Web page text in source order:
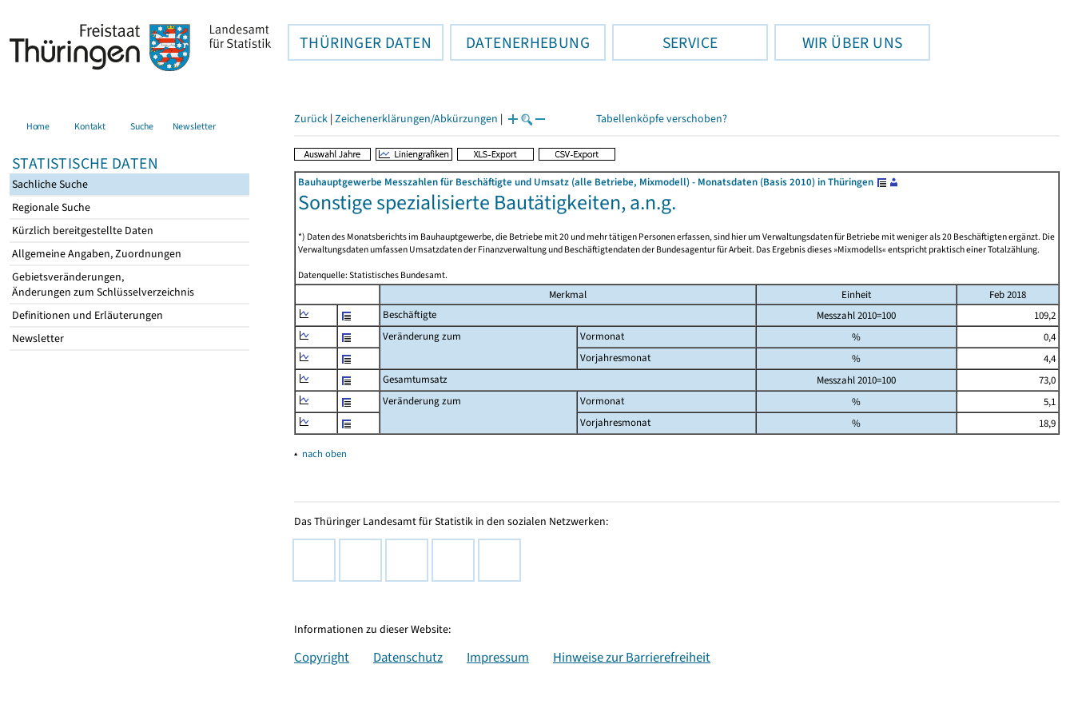
THÜRINGER DATEN DATENERHEBUNG SERVICE WIR ÜBER UNS
Home Kontakt Suche Newsletter
STATISTISCHE DATEN
Sachliche Suche
Regionale Suche
Kürzlich bereitgestellte Daten
Allgemeine Angaben, Zuordnungen
Gebietsveränderungen,
Änderungen zum Schlüsselverzeichnis
Definitionen und Erläuterungen
Newsletter
Zurück | Zeichenerklärungen/Abkürzungen | Tabellenköpfe verschoben?
Bauhauptgewerbe Messzahlen für Beschäftigte und Umsatz (alle Betriebe, Mixmodell) - Monatsdaten (Basis 2010) in Thüringen
Sonstige spezialisierte Bautätigkeiten, a.n.g.
*) Daten des Monatsberichts im Bauhauptgewerbe, die Betriebe mit 20 und mehr tätigen Personen erfassen, sind hier um Verwaltungsdaten für Betriebe mit weniger als 20 Beschäftigten ergänzt. Die
Verwaltungsdaten umfassen Umsatzdaten der Finanzverwaltung und Beschäftigtendaten der Bundesagentur für Arbeit. Das Ergebnis dieses »Mixmodells« entspricht praktisch einer Totalzählung.
Datenquelle: Statistisches Bundesamt.
Merkmal Einheit
Feb 2018
Beschäftigte
Messzahl 2010=100
109,2
Veränderung zum
Vormonat %
0,4
Vorjahresmonat
%
4,4
Gesamtumsatz
Messzahl 2010=100
73,0
Veränderung zum
Vormonat %
5,1
Vorjahresmonat
% 18,9
▴ nach oben
Das Thüringer Landesamt für Statistik in den sozialen Netzwerken:
Informationen zu dieser Website:
Copyright Datenschutz Impressum Hinweise zur Barrierefreiheit